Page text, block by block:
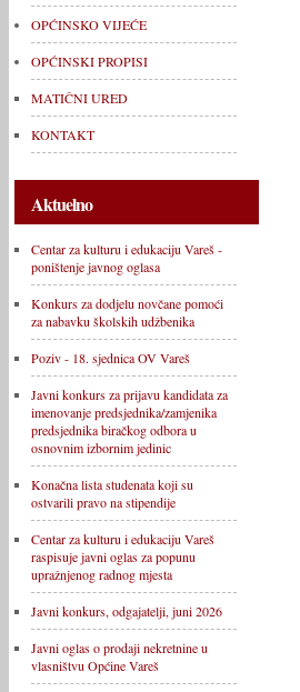
OPĆINSKO VIJEĆE
OPĆINSKI PROPISI
MATIČNI URED
KONTAKT
Aktuelno
Centar za kulturu i edukaciju Vareš -
poništenje javnog oglasa
Konkurs za dodjelu novčane pomoći
za nabavku školskih udžbenika
Poziv - 18. sjednica OV Vareš
Javni konkurs za prijavu kandidata za
imenovanje predsjednika/zamjenika
predsjednika biračkog odbora u
osnovnim izbornim jedinic
Konačna lista studenata koji su
ostvarili pravo na stipendije
Centar za kulturu i edukaciju Vareš
raspisuje javni oglas za popunu
upražnjenog radnog mjesta
Javni konkurs, odgajatelji, juni 2026
Javni oglas o prodaji nekretnine u
vlasništvu Općine Vareš